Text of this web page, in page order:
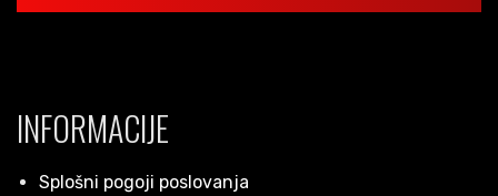
INFORMACIJE
Splošni pogoji poslovanja